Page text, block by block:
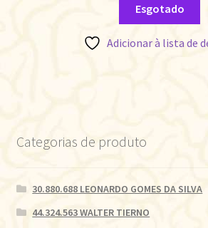
Esgotado
Adicionar à lista de
Categorias de produto
30.880.688 LEONARDO GOMES DA SILVA
44.324.563 WALTER TIERNO